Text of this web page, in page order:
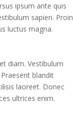
ipsum ante quis
sapien. Proin
luctus magna.
diam. Vestibulum
blandit
laoreet. Donec
ultrices enim.